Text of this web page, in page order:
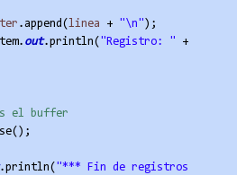
.append(linea + "\n" );
out.println( "Registro: "
el buffer
.println( "*** Fin de registros